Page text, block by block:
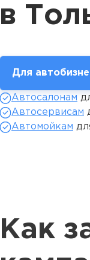
Для
Автосалонам
Автосервисам
Автомойкам
Как